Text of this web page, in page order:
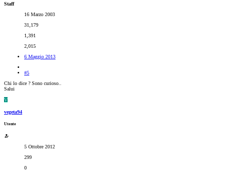
Staff
16 Marzo 2003
31,179
1,391
2,015
6 Maggio 2013
#5
Chi lo dice ? Sono curioso..
Salui
V
vegeta94
Utente
5 Ottobre 2012
299
0